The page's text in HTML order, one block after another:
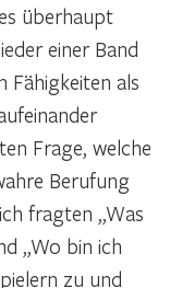
überhaupt
einer Band
Fähigkeiten als
Frage, welche
Berufung
fragten „Was
„Wo bin ich
zu und